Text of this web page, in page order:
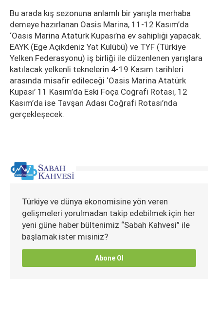
Bu arada kış sezonuna anlamlı bir yarışla merhaba
demeye hazırlanan Oasis Marina, 11-12 Kasım’da
‘Oasis Marina Atatürk Kupası’na ev sahipliği yapacak.
EAYK (Ege Açıkdeniz Yat Kulübü) ve TYF (Türkiye
Yelken Federasyonu) iş birliği ile düzenlenen yarışlara
katılacak yelkenli teknelerin 4-19 Kasım tarihleri
arasında misafir edileceği ‘Oasis Marina Atatürk
Kupası’ 11 Kasım’da Eski Foça Coğrafi Rotası, 12
Kasım’da ise Tavşan Adası Coğrafi Rotası’nda
gerçekleşecek.
Türkiye ve dünya ekonomisine yön veren
gelişmeleri yorulmadan takip edebilmek için her
yeni güne haber bültenimiz “Sabah Kahvesi” ile
başlamak ister misiniz?
Abone Ol